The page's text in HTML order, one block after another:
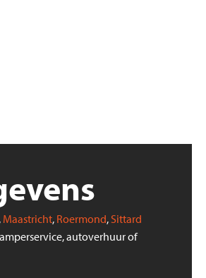
, Maastricht, Roermond,Sittard
autoverhuur of